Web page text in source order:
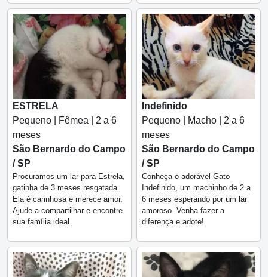
ESTRELA
Pequeno | Fêmea | 2 a 6
meses
São Bernardo do Campo
/ SP
Procuramos um lar para Estrela,
gatinha de 3 meses resgatada.
Ela é carinhosa e merece amor.
Ajude a compartilhar e encontre
sua família ideal.
Indefinido
Pequeno | Macho | 2 a 6
meses
São Bernardo do Campo
/ SP
Conheça o adorável Gato
Indefinido, um machinho de 2 a
6 meses esperando por um lar
amoroso. Venha fazer a
diferença e adote!